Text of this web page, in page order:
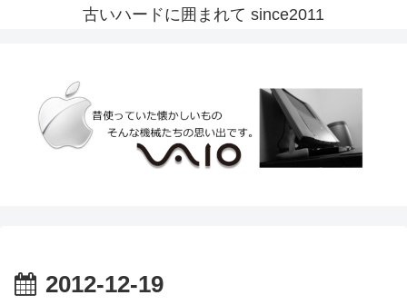
古いハードに囲まれて since2011
2012-12-19